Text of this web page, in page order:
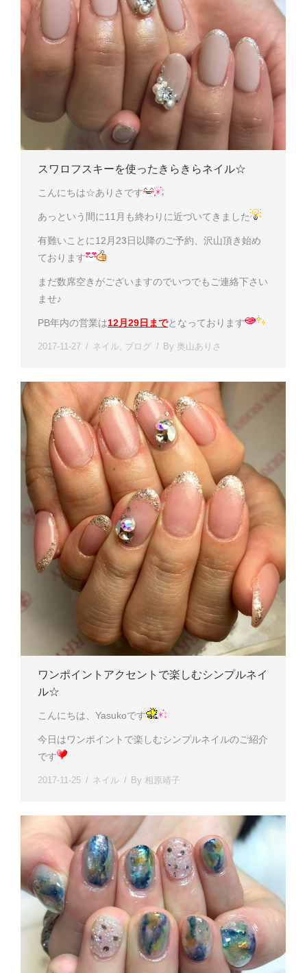
スワロフスキーを使ったきらきらネイル☆
こんにちは☆ありさです
あっという間に11月も終わりに近づいてきました
有難いことに12月23日以降のご予約、沢山頂き始め
ております
まだ数席空きがございますのでいつでもご連絡下さい
ませ♪
PB年内の営業は12月29日までとなっております
2017-11-27 ネイル ブログ By 奥山ありさ
ワンポイントアクセントで楽しむシンプルネイ
ル☆
こんにちは、Yasukoです
今日はワンポイントで楽しむシンプルネイルのご紹介
です
2017-11-25 ネイル By 相原靖子